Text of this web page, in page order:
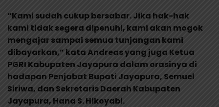
“Kami sudah cukup bersabar. Jika hak-hak
kami tidak segera dipenuhi, kami akan mogok
mengajar sampai semua tunjangan kami
dibayarkan,” kata Andreas yang juga Ketua
PGRI Kabupaten Jayapura dalam orasinya di
hadapan Penjabat Bupati Jayapura, Semuel
Siriwa, dan Sekretaris Daerah Kabupaten
Jayapura, Hana S. Hikoyabi.